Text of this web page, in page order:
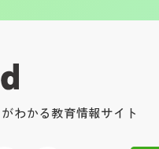
わかる教育情報サイト